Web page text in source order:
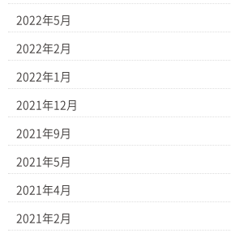
2022年5月
2022年2月
2022年1月
2021年12月
2021年9月
2021年5月
2021年4月
2021年2月